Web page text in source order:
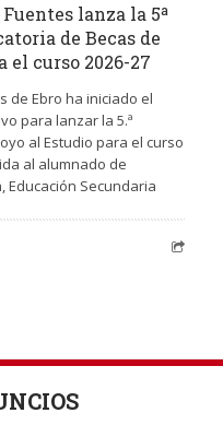
lanza la 5ª
de Becas de
el curso 2026-27
de Ebro ha iniciado el
para lanzar la 5.ª
al Estudio para el curso
al alumnado de
Educación Secundaria